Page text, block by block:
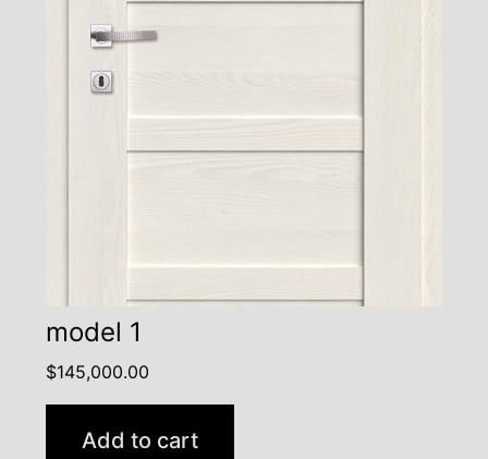
model 1
$145,000.00
Add to cart